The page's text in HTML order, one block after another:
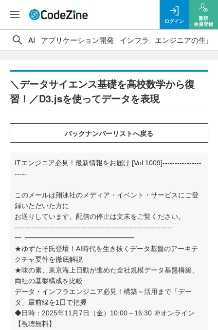
ログイン
新規
会員登録
AI アプリケーション開発 インフラ エンジニアの生き
＼データサイエンス基礎を高校数学から復
習！／D3.jsを使ってデータを表現
ITエンジニア必見！最新情報をお届け [Vol.1009]----------------
-----
このメールは翔泳社のメディア・イベント・サービスにご登
録いただいた方に
お送りしています。配信の停止は文末をご覧ください。
-----------------------------------------------------------------
━ ━━━━━━━━━━━━━━━━
★ゆずたそ氏登壇！AI時代を生き抜くデータ基盤のアーキテ
クチャ要件を徹底解説
★味の素、東京海上日動が進めた全社規模データ基盤構築、
両社の基盤構成を比較
データ・インフラエンジニア必見！構築～活用まで「デー
タ」最前線を1日で把握
◆日時：2025年11月7日（金）10:00～16:30 ＠オンライン
【視聴無料】